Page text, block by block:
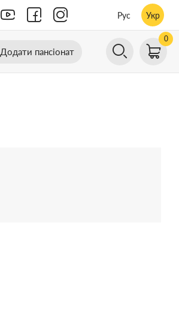
Рус Укр
Додати пансіонат
0